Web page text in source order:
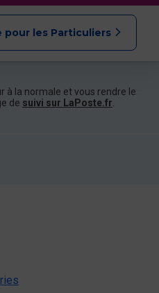
pour les Particuliers
à la normale et vous rendre le
de suivi sur LaPoste.fr